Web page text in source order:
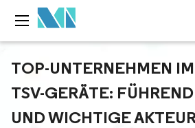
TOP-UNTERNEHMEN
TSV-GERÄTE:
UND WICHTIGE